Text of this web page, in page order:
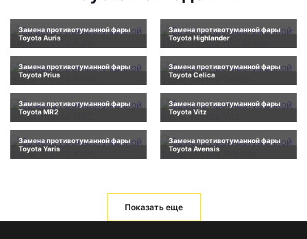
Замена противотуманной фары
Toyota Auris
Замена противотуманной фары
Toyota Highlander
Замена противотуманной фары
Toyota Prius
Замена противотуманной фары
Toyota Celica
Замена противотуманной фары
Toyota MR2
Замена противотуманной фары
Toyota Vitz
Замена противотуманной фары
Toyota Yaris
Замена противотуманной фары
Toyota Avensis
Показать еще